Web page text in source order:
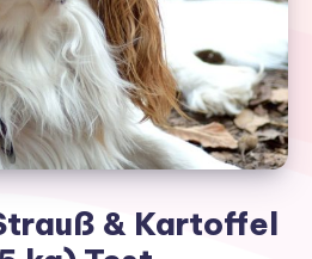
& Kartoffel